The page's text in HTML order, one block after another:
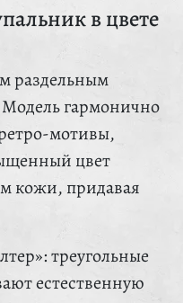
в цвете
раздельным
гармонично
мотивы,
цвет
кожи, придавая
треугольные
естественную